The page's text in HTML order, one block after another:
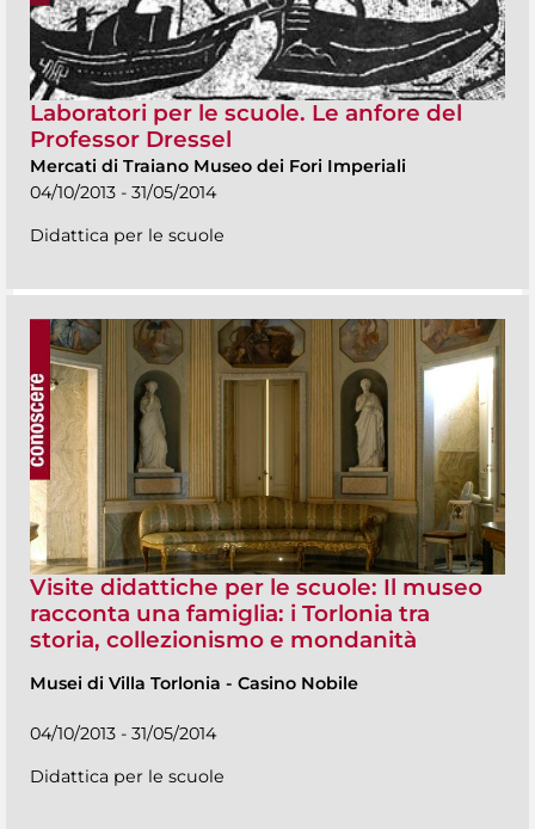
Laboratori per le scuole. Le anfore del
Professor Dressel
Mercati di Traiano Museo dei Fori Imperiali
04/10/2013 - 31/05/2014
Didattica per le scuole
Visite didattiche per le scuole: Il museo
racconta una famiglia: i Torlonia tra
storia, collezionismo e mondanità
Musei di Villa Torlonia - Casino Nobile
04/10/2013 - 31/05/2014
Didattica per le scuole